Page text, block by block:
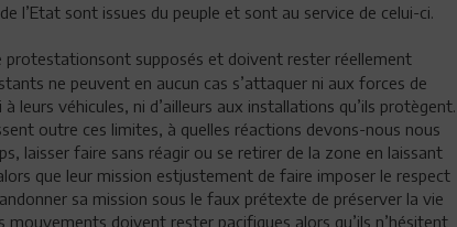
l’Etat sont issues du peuple et sont au service de celui-ci.
supposés et doivent rester réellement
ne peuvent en aucun cas s’attaquer ni aux forces de
leurs véhicules, ni d’ailleurs aux installations qu’ils protègent.
outre ces limites, à quelles réactions devons-nous nous
laisser faire sans réagir ou se retirer de la zone en laissant
que leur mission estjustement de faire imposer le respect
sa mission sous le faux prétexte de préserver la vie
doivent rester pacifiques alors qu’ils n’hésitent